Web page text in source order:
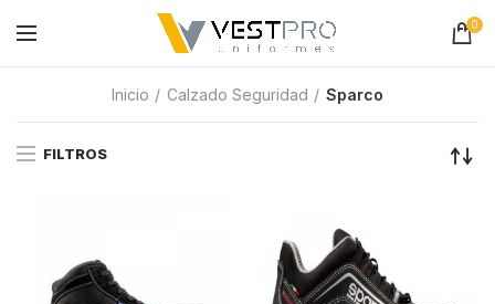
0
Inicio Calzado Seguridad Sparco
FILTROS